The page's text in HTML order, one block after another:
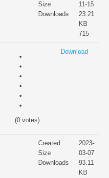
Size
Downloads
11-15
23.21
KB
715
(0 votes)
Download
Created
Size
Downloads
2023-
03-07
93.11
KB